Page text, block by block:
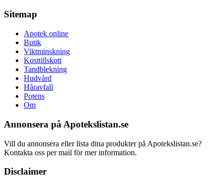
Sitemap
Apotek online
Butik
Viktminskning
Kosttillskott
Tandblekning
Hudvård
Håravfall
Potens
Om
Annonsera på Apotekslistan.se
Vill du annonsera eller lista dina produkter på Apotekslistan.se?
Kontakta oss per mail för mer information.
Disclaimer